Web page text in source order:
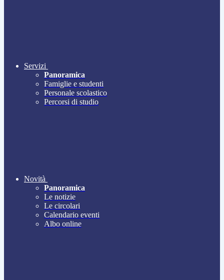
Servizi
Panoramica
Famiglie e studenti
Personale scolastico
Percorsi di studio
Novità
Panoramica
Le notizie
Le circolari
Calendario eventi
Albo online